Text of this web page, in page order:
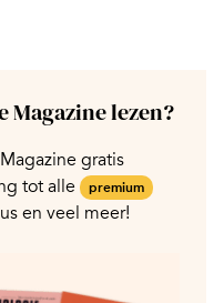
lezen?
gratis
tot alle
premium
en veel meer!